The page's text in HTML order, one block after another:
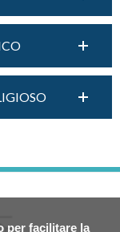
per facilitare la